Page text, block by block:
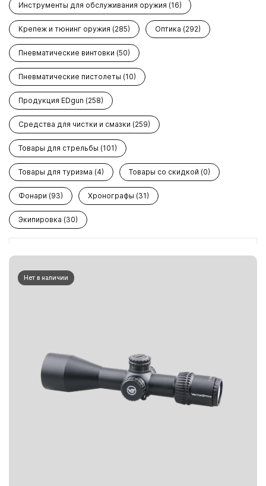
Инструменты для обслуживания оружия (16)
Крепеж и тюнинг оружия (285) Оптика (292)
Пневматические винтовки (50)
Пневматические пистолеты (10)
Продукция EDgun (258)
Средства для чистки и смазки (259)
Товары для стрельбы (101)
Товары для туризма (4) Товары со скидкой (0)
Фонари (93) Хронографы (31)
Экипировка (30)
Нет в наличии